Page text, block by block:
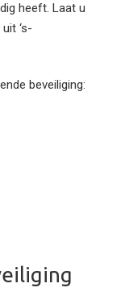
heeft. Laat u
‘s-
beveiliging: